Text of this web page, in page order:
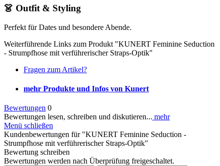
👗 Outfit & Styling
Perfekt für Dates und besondere Abende.
Weiterführende Links zum Produkt "KUNERT Feminine Seduction
- Strumpfhose mit verführerischer Straps-Optik"
Fragen zum Artikel?
mehr Produkte und Infos von Kunert
Bewertungen 0
Bewertungen lesen, schreiben und diskutieren... mehr
Menü schließen
Kundenbewertungen für "KUNERT Feminine Seduction -
Strumpfhose mit verführerischer Straps-Optik"
Bewertung schreiben
Bewertungen werden nach Überprüfung freigeschaltet.